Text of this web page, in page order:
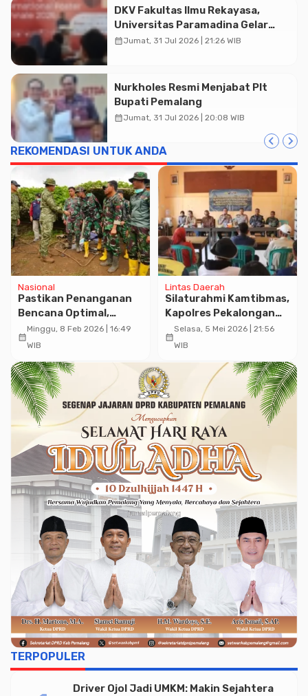
Advertisment
DKV Fakultas Ilmu Rekayasa,
Universitas Paramadina Gelar
Diskusi Desain
calendar_monthJumat, 31 Jul 2026 | 21:26 WIB
Nurkholes Resmi Menjabat Plt
Bupati Pemalang
calendar_monthJumat, 31 Jul 2026 | 20:08 WIB
REKOMENDASI UNTUK ANDA
Nasional
Pastikan Penanganan
Bencana Optimal,
Panglima TNI Tinjau
Lokasi Longsor di
calendar_month
Minggu, 8 Feb 2026 | 16:49
WIB
Lintas Daerah
Silaturahmi Kamtibmas,
Kapolres Pekalongan
Bangun Sinergi dengan
Nelayan
calendar_month
Selasa, 5 Mei 2026 | 21:56
WIB
TERPOPULER
Driver Ojol Jadi UMKM: Makin Sejahtera